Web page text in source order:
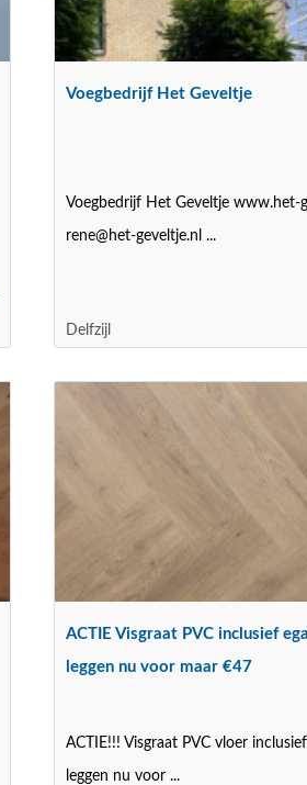
Voegbedrijf Het Geveltje
Voegbedrijf Het Geveltje www.het-
rene@het-geveltje.nl ...
Delfzijl
ACTIE Visgraat PVC inclusief
leggen nu voor maar €47
ACTIE!!! Visgraat PVC vloer
leggen nu voor ...